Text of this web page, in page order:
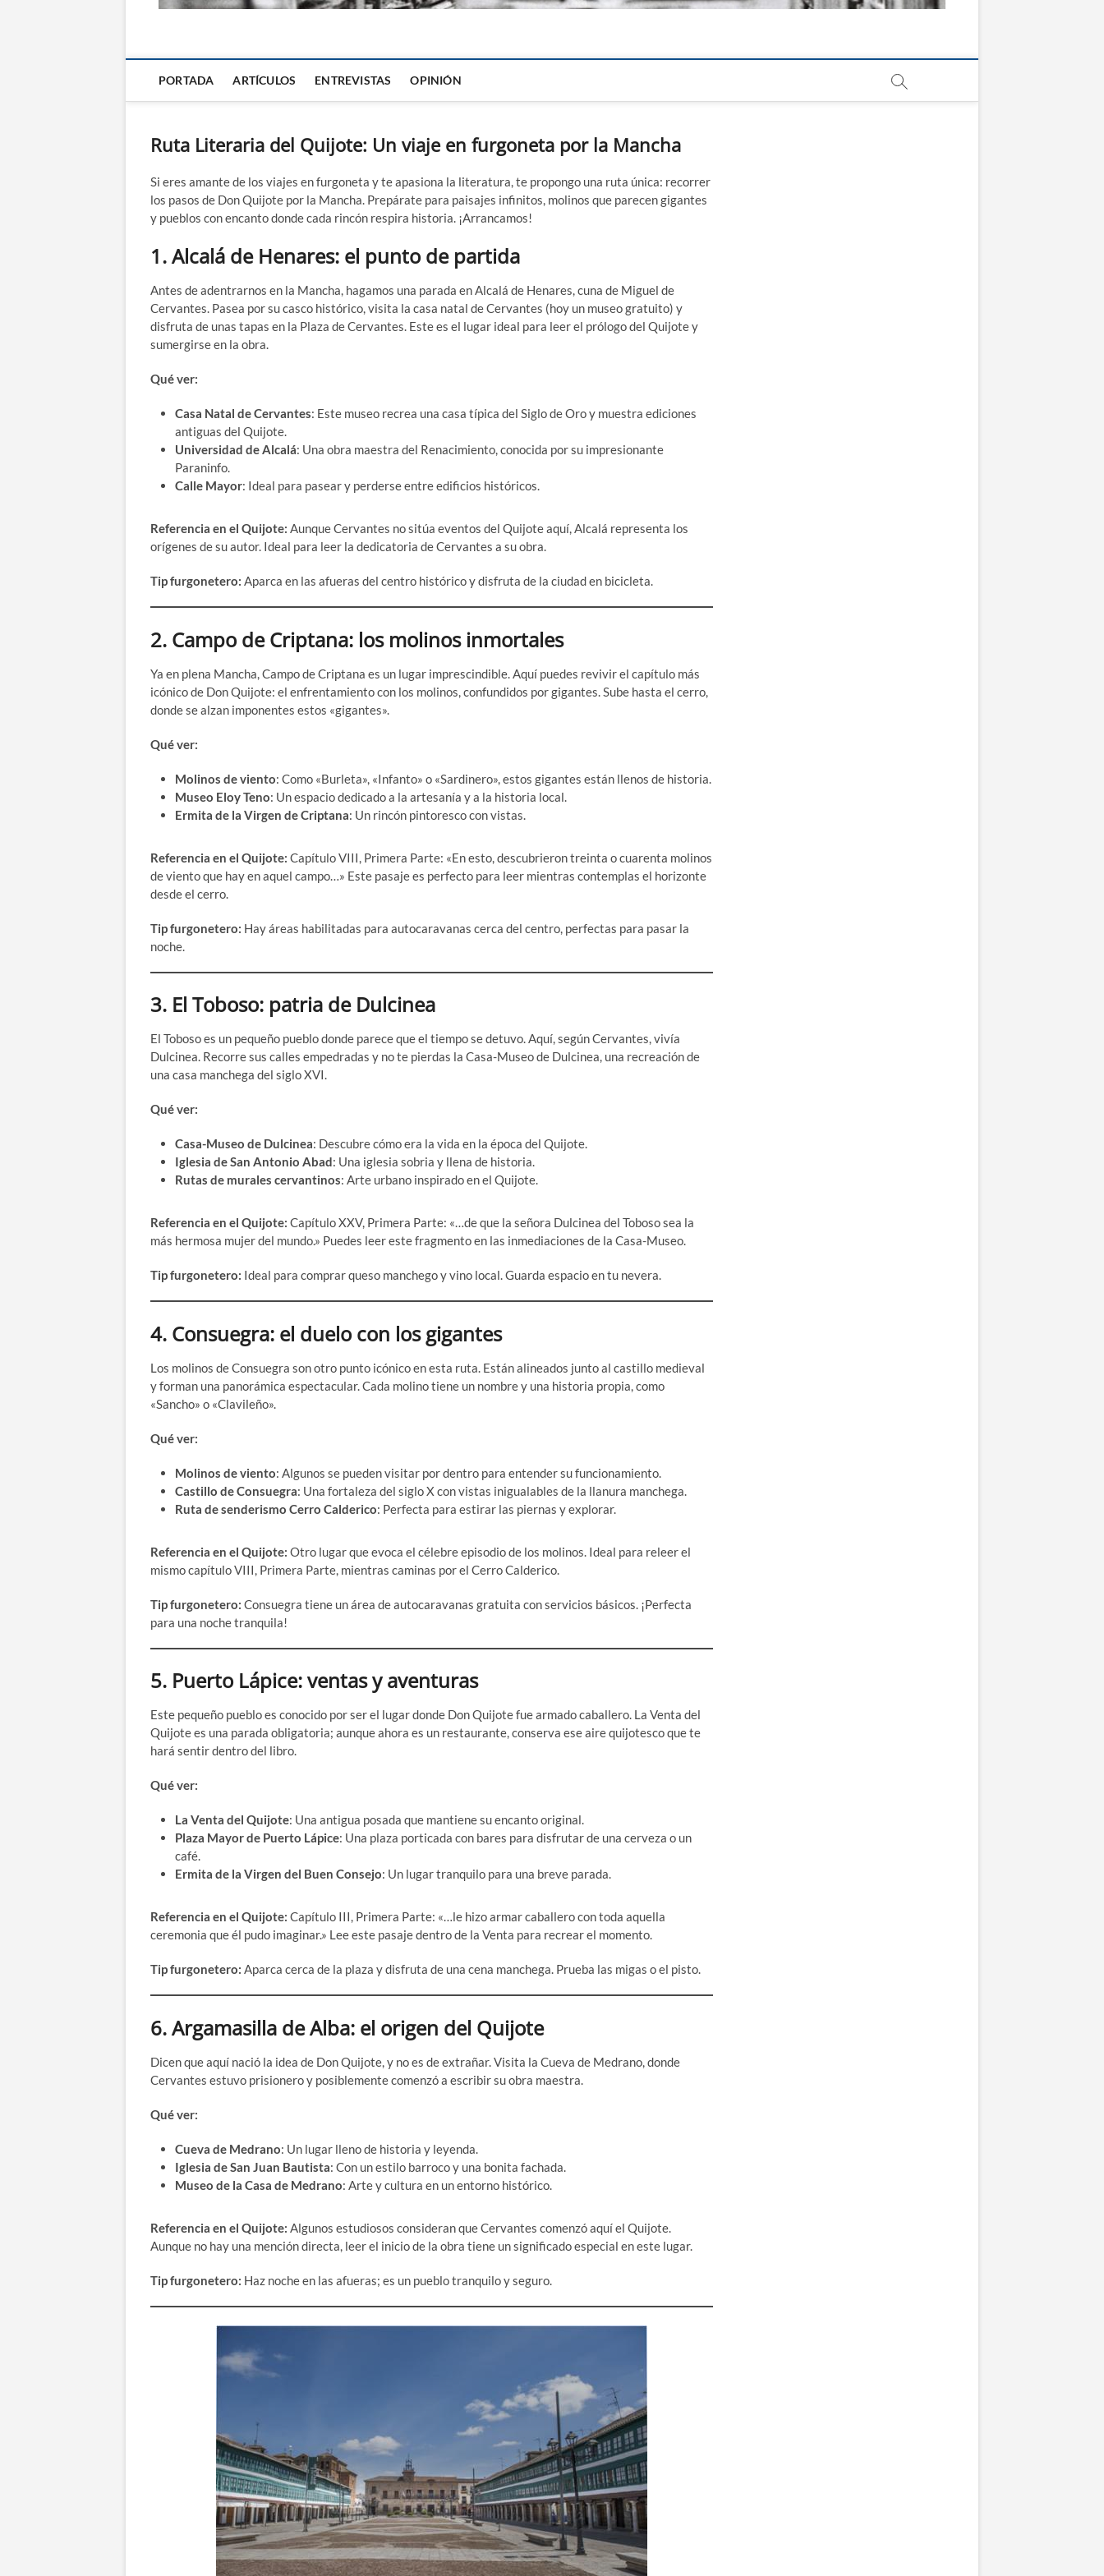
PORTADA ARTÍCULOS ENTREVISTAS OPINIÓN
Ruta Literaria del Quijote: Un viaje en furgoneta por la Mancha
Si eres amante de los viajes en furgoneta y te apasiona la literatura, te propongo una ruta única: recorrer
los pasos de Don Quijote por la Mancha. Prepárate para paisajes infinitos, molinos que parecen gigantes
y pueblos con encanto donde cada rincón respira historia. ¡Arrancamos!
1.Alcalá de Henares: el punto de partida
Antes de adentrarnos en la Mancha, hagamos una parada en Alcalá de Henares, cuna de Miguel de
Cervantes. Pasea por su casco histórico, visita la casa natal de Cervantes (hoy un museo gratuito) y
disfruta de unas tapas en la Plaza de Cervantes. Este es el lugar ideal para leer el prólogo del Quijote y
sumergirse en la obra.
Qué ver:
Casa Natal de Cervantes: Este museo recrea una casa típica del Siglo de Oro y muestra ediciones
antiguas del Quijote.
Universidad de Alcalá: Una obra maestra del Renacimiento, conocida por su impresionante
Paraninfo.
Calle Mayor: Ideal para pasear y perderse entre edificios históricos.
Referencia en el Quijote: Aunque Cervantes no sitúa eventos del Quijote aquí, Alcalá representa los
orígenes de su autor. Ideal para leer la dedicatoria de Cervantes a su obra.
Tip furgonetero: Aparca en las afueras del centro histórico y disfruta de la ciudad en bicicleta.
2. Campo de Criptana: los molinos inmortales
Ya en plena Mancha, Campo de Criptana es un lugar imprescindible. Aquí puedes revivir el capítulo más
icónico de Don Quijote: el enfrentamiento con los molinos, confundidos por gigantes. Sube hasta el cerro,
donde se alzan imponentes estos «gigantes».
Qué ver:
Molinos de viento: Como «Burleta», «Infanto» o «Sardinero», estos gigantes están llenos de historia.
Museo Eloy Teno: Un espacio dedicado a la artesanía y a la historia local.
Ermita de la Virgen de Criptana: Un rincón pintoresco con vistas.
Referencia en el Quijote: Capítulo VIII, Primera Parte: «En esto, descubrieron treinta o cuarenta molinos
de viento que hay en aquel campo…» Este pasaje es perfecto para leer mientras contemplas el horizonte
desde el cerro.
Tip furgonetero: Hay áreas habilitadas para autocaravanas cerca del centro, perfectas para pasar la
noche.
3. El Toboso: patria de Dulcinea
El Toboso es un pequeño pueblo donde parece que el tiempo se detuvo. Aquí, según Cervantes, vivía
Dulcinea. Recorre sus calles empedradas y no te pierdas la Casa-Museo de Dulcinea, una recreación de
una casa manchega del siglo XVI.
Qué ver:
Casa-Museo de Dulcinea: Descubre cómo era la vida en la época del Quijote.
Iglesia de San Antonio Abad: Una iglesia sobria y llena de historia.
Rutas de murales cervantinos: Arte urbano inspirado en el Quijote.
Referencia en el Quijote: Capítulo XXV, Primera Parte: «…de que la señora Dulcinea del Toboso sea la
más hermosa mujer del mundo.» Puedes leer este fragmento en las inmediaciones de la Casa-Museo.
Tip furgonetero: Ideal para comprar queso manchego y vino local. Guarda espacio en tu nevera.
4. Consuegra: el duelo con los gigantes
Los molinos de Consuegra son otro punto icónico en esta ruta. Están alineados junto al castillo medieval
y forman una panorámica espectacular. Cada molino tiene un nombre y una historia propia, como
«Sancho» o «Clavileño».
Qué ver:
Molinos de viento: Algunos se pueden visitar por dentro para entender su funcionamiento.
Castillo de Consuegra: Una fortaleza del siglo X con vistas inigualables de la llanura manchega.
Ruta de senderismo Cerro Calderico: Perfecta para estirar las piernas y explorar.
Referencia en el Quijote: Otro lugar que evoca el célebre episodio de los molinos. Ideal para releer el
mismo capítulo VIII, Primera Parte, mientras caminas por el Cerro Calderico.
Tip furgonetero: Consuegra tiene un área de autocaravanas gratuita con servicios básicos. ¡Perfecta
para una noche tranquila!
5. Puerto Lápice: ventas y aventuras
Este pequeño pueblo es conocido por ser el lugar donde Don Quijote fue armado caballero. La Venta del
Quijote es una parada obligatoria; aunque ahora es un restaurante, conserva ese aire quijotesco que te
hará sentir dentro del libro.
Qué ver:
La Venta del Quijote: Una antigua posada que mantiene su encanto original.
Plaza Mayor de Puerto Lápice: Una plaza porticada con bares para disfrutar de una cerveza o un
café.
Ermita de la Virgen del Buen Consejo: Un lugar tranquilo para una breve parada.
Referencia en el Quijote: Capítulo III, Primera Parte: «…le hizo armar caballero con toda aquella
ceremonia que él pudo imaginar.» Lee este pasaje dentro de la Venta para recrear el momento.
Tip furgonetero: Aparca cerca de la plaza y disfruta de una cena manchega. Prueba las migas o el pisto.
6.Argamasilla de Alba: el origen del Quijote
Dicen que aquí nació la idea de Don Quijote, y no es de extrañar. Visita la Cueva de Medrano, donde
Cervantes estuvo prisionero y posiblemente comenzó a escribir su obra maestra.
Qué ver:
Cueva de Medrano: Un lugar lleno de historia y leyenda.
Iglesia de San Juan Bautista: Con un estilo barroco y una bonita fachada.
Museo de la Casa de Medrano: Arte y cultura en un entorno histórico.
Referencia en el Quijote: Algunos estudiosos consideran que Cervantes comenzó aquí el Quijote.
Aunque no hay una mención directa, leer el inicio de la obra tiene un significado especial en este lugar.
Tip furgonetero: Haz noche en las afueras; es un pueblo tranquilo y seguro.